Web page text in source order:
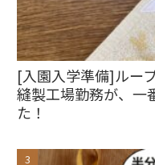
[入園入学準備]ルー
縫製工場勤務が、一
た！